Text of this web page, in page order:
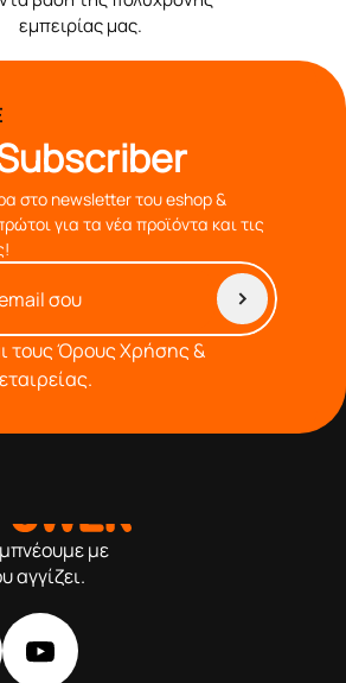
εμπειρίας μας.
στο newsletter του eshop &
για τα νέα προϊόντα και τις
τουςΌρους Χρήσης &
με
αγγίζει.